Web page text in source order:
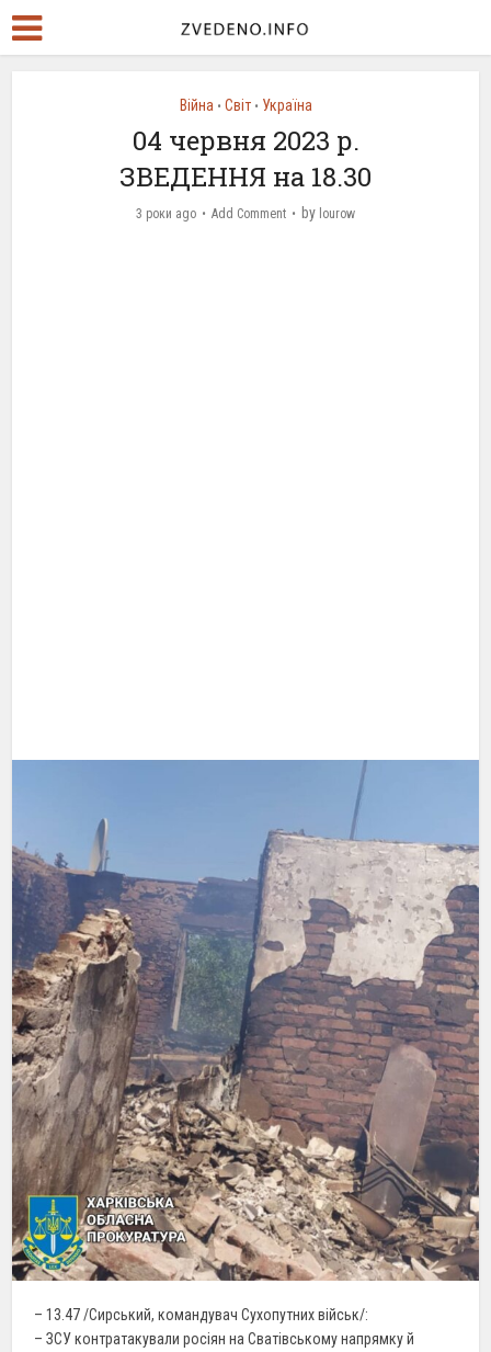
Війна • Світ • Україна
04 червня 2023 р.
ЗВЕДЕННЯ на 18.30
3 роки ago Add Comment by lourow
– 13.47 /Сирський, командувач Сухопутних військ/:
– ЗСУ контратакували росіян на Сватівському напрямку й